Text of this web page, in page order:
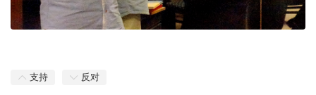
支持 反对